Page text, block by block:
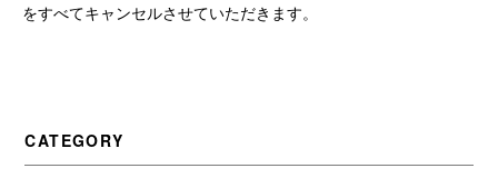
をすべてキャンセルさせていただきます。
CATEGORY